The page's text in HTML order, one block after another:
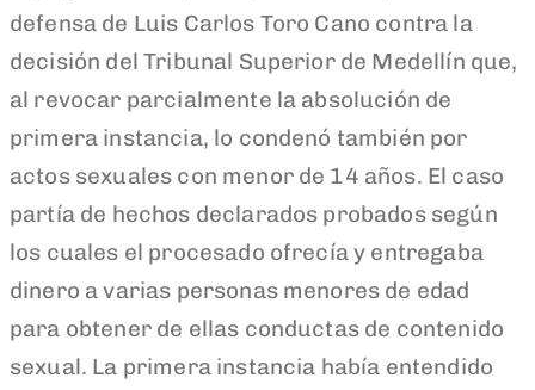
defensa de Luis Carlos Toro Cano contra la
decisión del Tribunal Superior de Medellín que,
al revocar parcialmente la absolución de
primera instancia, lo condenó también por
actos sexuales con menor de 14 años. El caso
partía de hechos declarados probados según
los cuales el procesado ofrecía y entregaba
dinero a varias personas menores de edad
para obtener de ellas conductas de contenido
sexual. La primera instancia había entendido